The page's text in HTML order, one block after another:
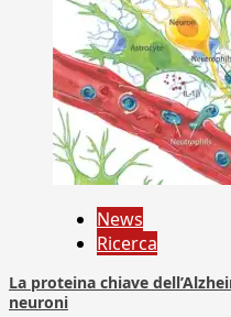
News
Ricerca
La proteina chiave
neuroni